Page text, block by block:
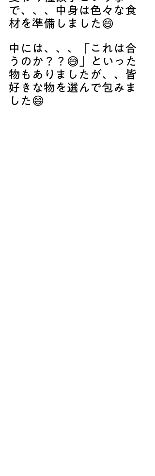
で、、、中身は色々な食
材を準備しました😄
中には、、、「これは合
うのか？？😅」といった
物もありましたが、、皆
好きな物を選んで包みま
した😄